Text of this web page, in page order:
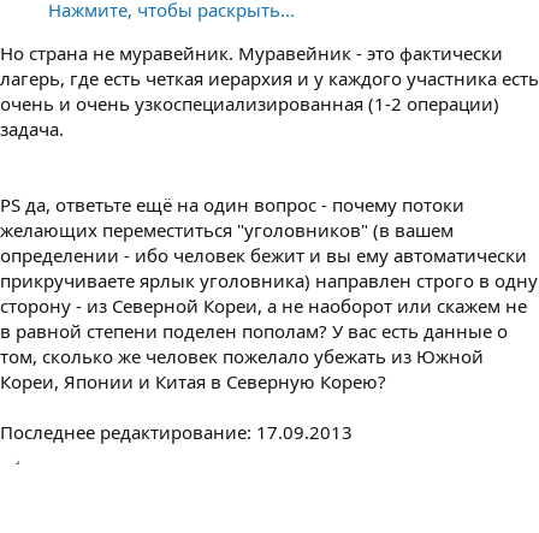
Нажмите, чтобы раскрыть...
Но страна не муравейник. Муравейник - это фактически
лагерь, где есть четкая иерархия и у каждого участника есть
очень и очень узкоспециализированная (1-2 операции)
задача.
PS да, ответьте ещё на один вопрос - почему потоки
желающих переместиться "уголовников" (в вашем
определении - ибо человек бежит и вы ему автоматически
прикручиваете ярлык уголовника) направлен строго в одну
сторону - из Северной Кореи, а не наоборот или скажем не
в равной степени поделен пополам? У вас есть данные о
том, сколько же человек пожелало убежать из Южной
Кореи, Японии и Китая в Северную Корею?
Последнее редактирование: 17.09.2013